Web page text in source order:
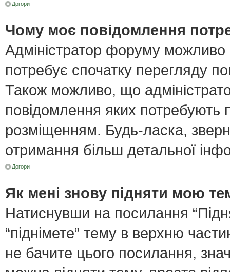
Догори
Чому моє повідомлення
Адміністратор форуму
потребує спочатку перегляду
Також можливо, що
повідомлення яких потребують
розміщенням. Будь-ласка,
отримання більш детальної
Догори
Як мені знову підняти мою
Натиснувши на посилання
“піднімете” тему в верхню
не бачите цього посилання,